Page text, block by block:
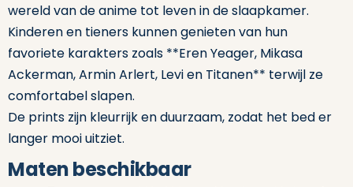
wereld van de anime tot leven in de slaapkamer.
Kinderen en tieners kunnen genieten van hun
favoriete karakters zoals **Eren Yeager, Mikasa
Ackerman, Armin Arlert, Levi en Titanen** terwijl ze
comfortabel slapen.
De prints zijn kleurrijk en duurzaam, zodat het bed er
langer mooi uitziet.
Maten beschikbaar